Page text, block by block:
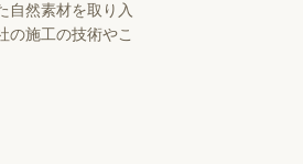
自然素材を取り入
の施工の技術やこ